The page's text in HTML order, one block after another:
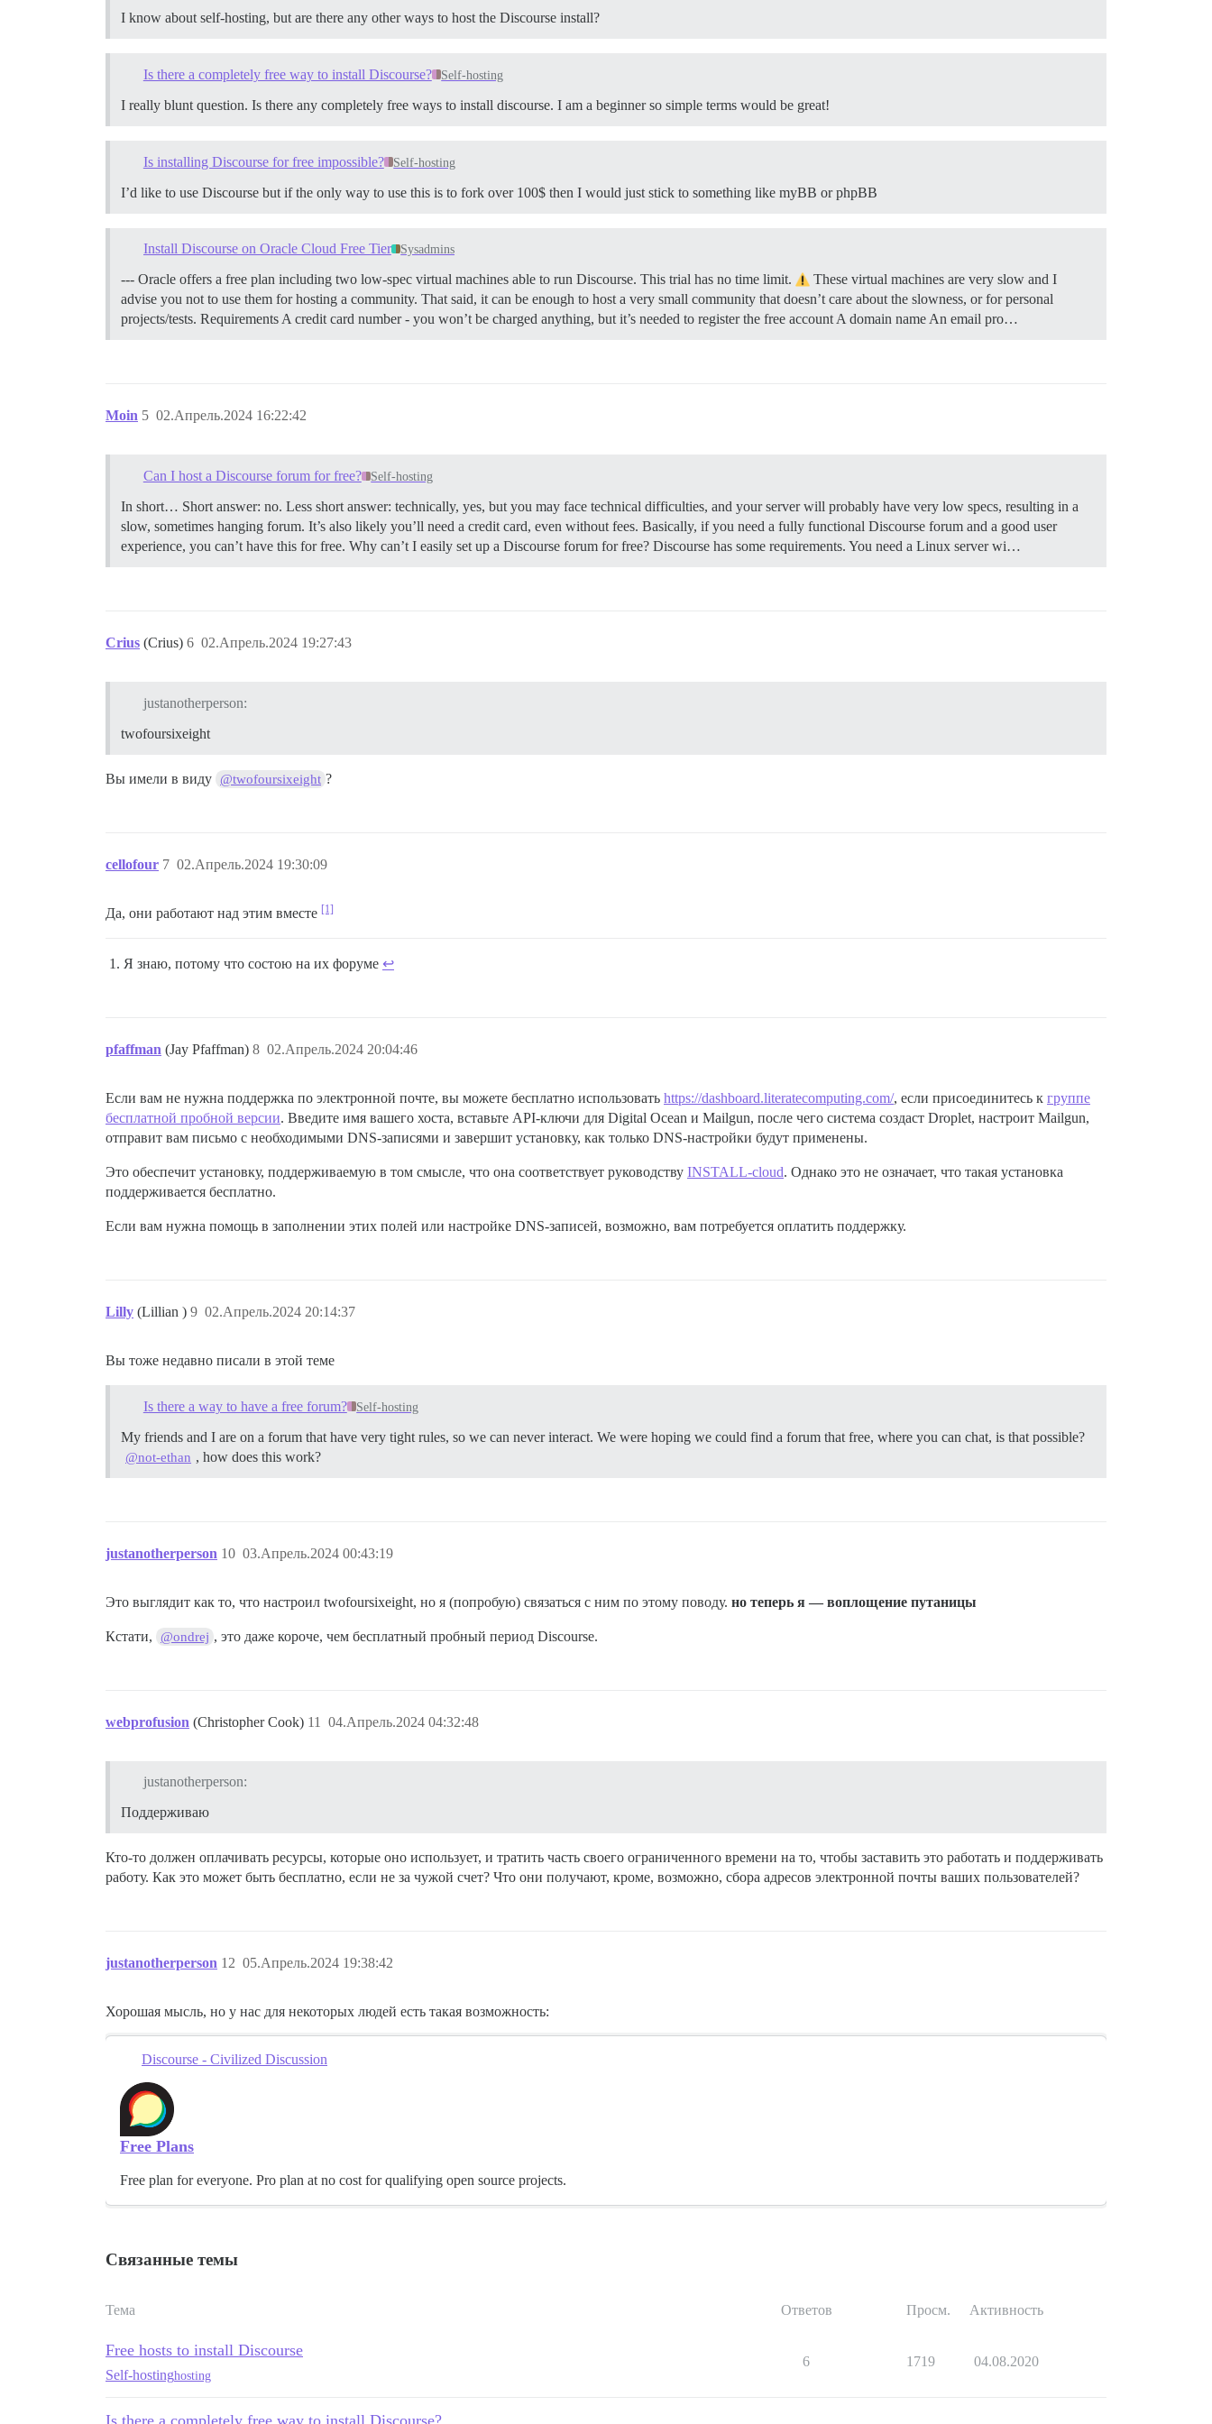
I know about self-hosting, but are there any other ways to host the Discourse install?
Is there a completely free way to install Discourse? Self-hosting
I really blunt question. Is there any completely free ways to install discourse. I am a beginner so simple terms would be great!
Is installing Discourse for free impossible? Self-hosting
I’d like to use Discourse but if the only way to use this is to fork over 100$ then I would just stick to something like myBB or phpBB
Install Discourse on Oracle Cloud Free Tier Sysadmins
--- Oracle offers a free plan including two low-spec virtual machines able to run Discourse. This trial has no time limit.
These virtual machines are very slow and I
advise you not to use them for hosting a community. That said, it can be enough to host a very small community that doesn’t care about the slowness, or for personal
projects/tests. Requirements A credit card number - you won’t be charged anything, but it’s needed to register the free account A domain name An email pro…
Moin 02.Апрель.2024 16:22:42
5
Can I host a Discourse forum for free? Self-hosting
In short… Short answer: no. Less short answer: technically, yes, but you may face technical difficulties, and your server will probably have very low specs, resulting in a
slow, sometimes hanging forum. It’s also likely you’ll need a credit card, even without fees. Basically, if you need a fully functional Discourse forum and a good user
experience, you can’t have this for free. Why can’t I easily set up a Discourse forum for free? Discourse has some requirements. You need a Linux server wi…
Crius (Crius) 02.Апрель.2024 19:27:43
6
justanotherperson:
twofoursixeight
Вы имели в виду @twofoursixeight ?
cellofour 02.Апрель.2024 19:30:09
7
Да, они работают над этим вместе [1]
Я знаю, потому что состою на их форуме ↩︎
pfaffman (Jay Pfaffman) 02.Апрель.2024 20:04:46
8
Если вам не нужна поддержка по электронной почте, вы можете бесплатно использовать https://dashboard.literatecomputing.com/, если присоединитесь к группе
бесплатной пробной версии. Введите имя вашего хоста, вставьте API-ключи для Digital Ocean и Mailgun, после чего система создаст Droplet, настроит Mailgun,
отправит вам письмо с необходимыми DNS-записями и завершит установку, как только DNS-настройки будут применены.
Это обеспечит установку, поддерживаемую в том смысле, что она соответствует руководству INSTALL-cloud. Однако это не означает, что такая установка
поддерживается бесплатно.
Если вам нужна помощь в заполнении этих полей или настройке DNS-записей, возможно, вам потребуется оплатить поддержку.
Lilly (Lillian ) 02.Апрель.2024 20:14:37
9
Вы тоже недавно писали в этой теме
Is there a way to have a free forum? Self-hosting
My friends and I are on a forum that have very tight rules, so we can never interact. We were hoping we could find a forum that free, where you can chat, is that possible?
@not-ethan , how does this work?
justanotherperson 03.Апрель.2024 00:43:19
10
Это выглядит как то, что настроил twofoursixeight, но я (попробую) связаться с ним по этому поводу. но теперь я — воплощение путаницы
Кстати, @ondrej , это даже короче, чем бесплатный пробный период Discourse.
webprofusion (Christopher Cook) 04.Апрель.2024 04:32:48
11
justanotherperson:
Поддерживаю
Кто-то должен оплачивать ресурсы, которые оно использует, и тратить часть своего ограниченного времени на то, чтобы заставить это работать и поддерживать
работу. Как это может быть бесплатно, если не за чужой счет? Что они получают, кроме, возможно, сбора адресов электронной почты ваших пользователей?
justanotherperson 05.Апрель.2024 19:38:42
12
Хорошая мысль, но у нас для некоторых людей есть такая возможность:
Discourse - Civilized Discussion
Free Plans
Free plan for everyone. Pro plan at no cost for qualifying open source projects.
Связанные темы
Тема Ответов Просм. Активность
Free hosts to install Discourse
Self-hostinghosting
6 1719 04.08.2020